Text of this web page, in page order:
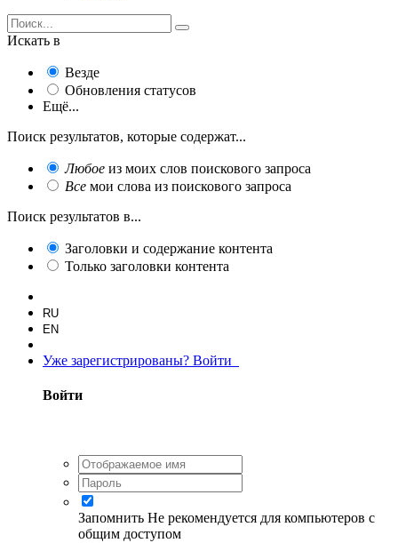
Искать в
Везде
Обновления статусов
Ещё...
Поиск результатов, которые содержат...
Любое из моих слов поискового запроса
Все мои слова из поискового запроса
Поиск результатов в...
Заголовки и содержание контента
Только заголовки контента
RU
EN
Уже зарегистрированы? Войти
Войти
Запомнить Не рекомендуется для компьютеров с
общим доступом